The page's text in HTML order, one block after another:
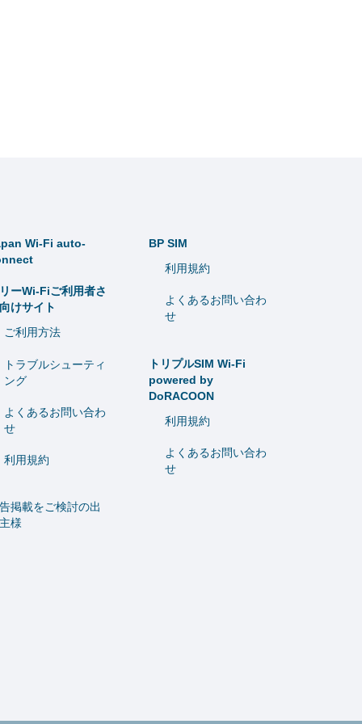
Wi-Fi auto-
ーWi-Fiご利用者さ
けサイト
ご利用方法
トラブルシューティ
ング
よくあるお問い合わ
せ
利用規約
掲載をご検討の出
様
BP SIM
利用規約
よくあるお問い合わ
せ
トリプルSIM Wi-Fi
powered by
DoRACOON
利用規約
よくあるお問い合わ
せ